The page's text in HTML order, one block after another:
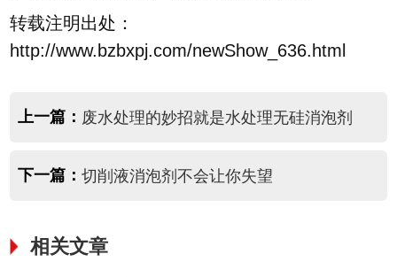
转载注明出处：
http://www.bzbxpj.com/newShow_636.html
上一篇： 废水处理的妙招就是水处理无硅消泡剂
下一篇： 切削液消泡剂不会让你失望
相关文章